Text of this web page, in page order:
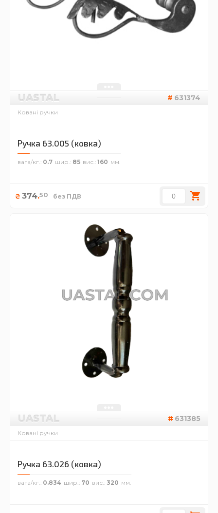
UASTAL 631374
Ковані ручки
Ручка 63.005 (ковка)
вага/кг. 0.7 шир. 85 вис. 160
₴ 374.50 без ПДВ
UASTAL 631385
Ковані ручки
Ручка 63.026 (ковка)
вага/кг. 0.834 шир. 70 вис. 320